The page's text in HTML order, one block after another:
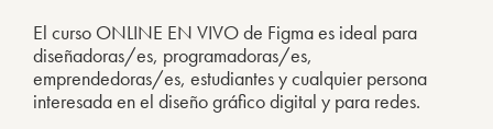
El curso ONLINE EN VIVO de Figma es ideal para
diseñadoras/es, programadoras/es,
emprendedoras/es, estudiantes y cualquier persona
interesada en el diseño gráfico digital y para redes.